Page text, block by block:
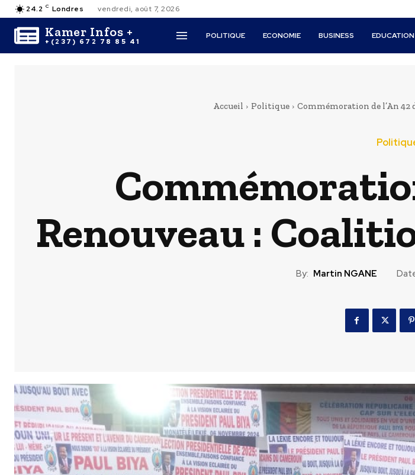
24.2 C Londres vendredi, août 7, 2026
Kamer Infos +
+(237) 672 78 85 41
POLITIQUE ECONOMIE BUSINESS EDUCATION
Accueil Politique Commémoration de l’An 42
Renouveau :
By: Martin NGANE